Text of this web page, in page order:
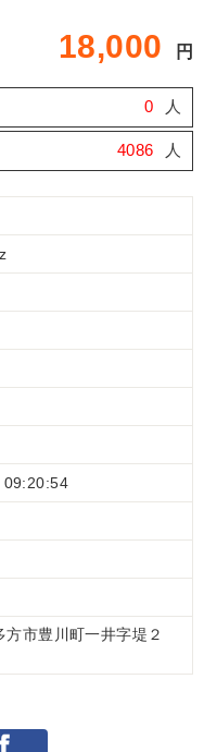
18,000 円
0 人
4086 人
09:20:54
市豊川町一井字堤２